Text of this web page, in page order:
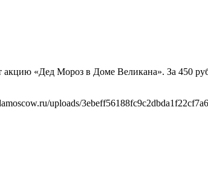
«Дед Мороз в Доме Великана». За 450
uploads/